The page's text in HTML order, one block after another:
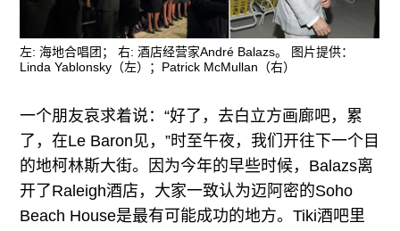
左: 海地合唱团； 右: 酒店经营家André Balazs。 图片提供：
Linda Yablonsky（左）；Patrick McMullan（右）
一个朋友哀求着说：“好了，去白立方画廊吧，累
了，在Le Baron见，”时至午夜，我们开往下一个目
的地柯林斯大街。因为今年的早些时候，Balazs离
开了Raleigh酒店，大家一致认为迈阿密的Soho
Beach House是最有可能成功的地方。Tiki酒吧里